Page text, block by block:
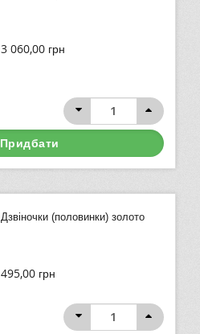
3 060,00 грн
Придбати
Дзвіночки (половинки) золото
495,00 грн